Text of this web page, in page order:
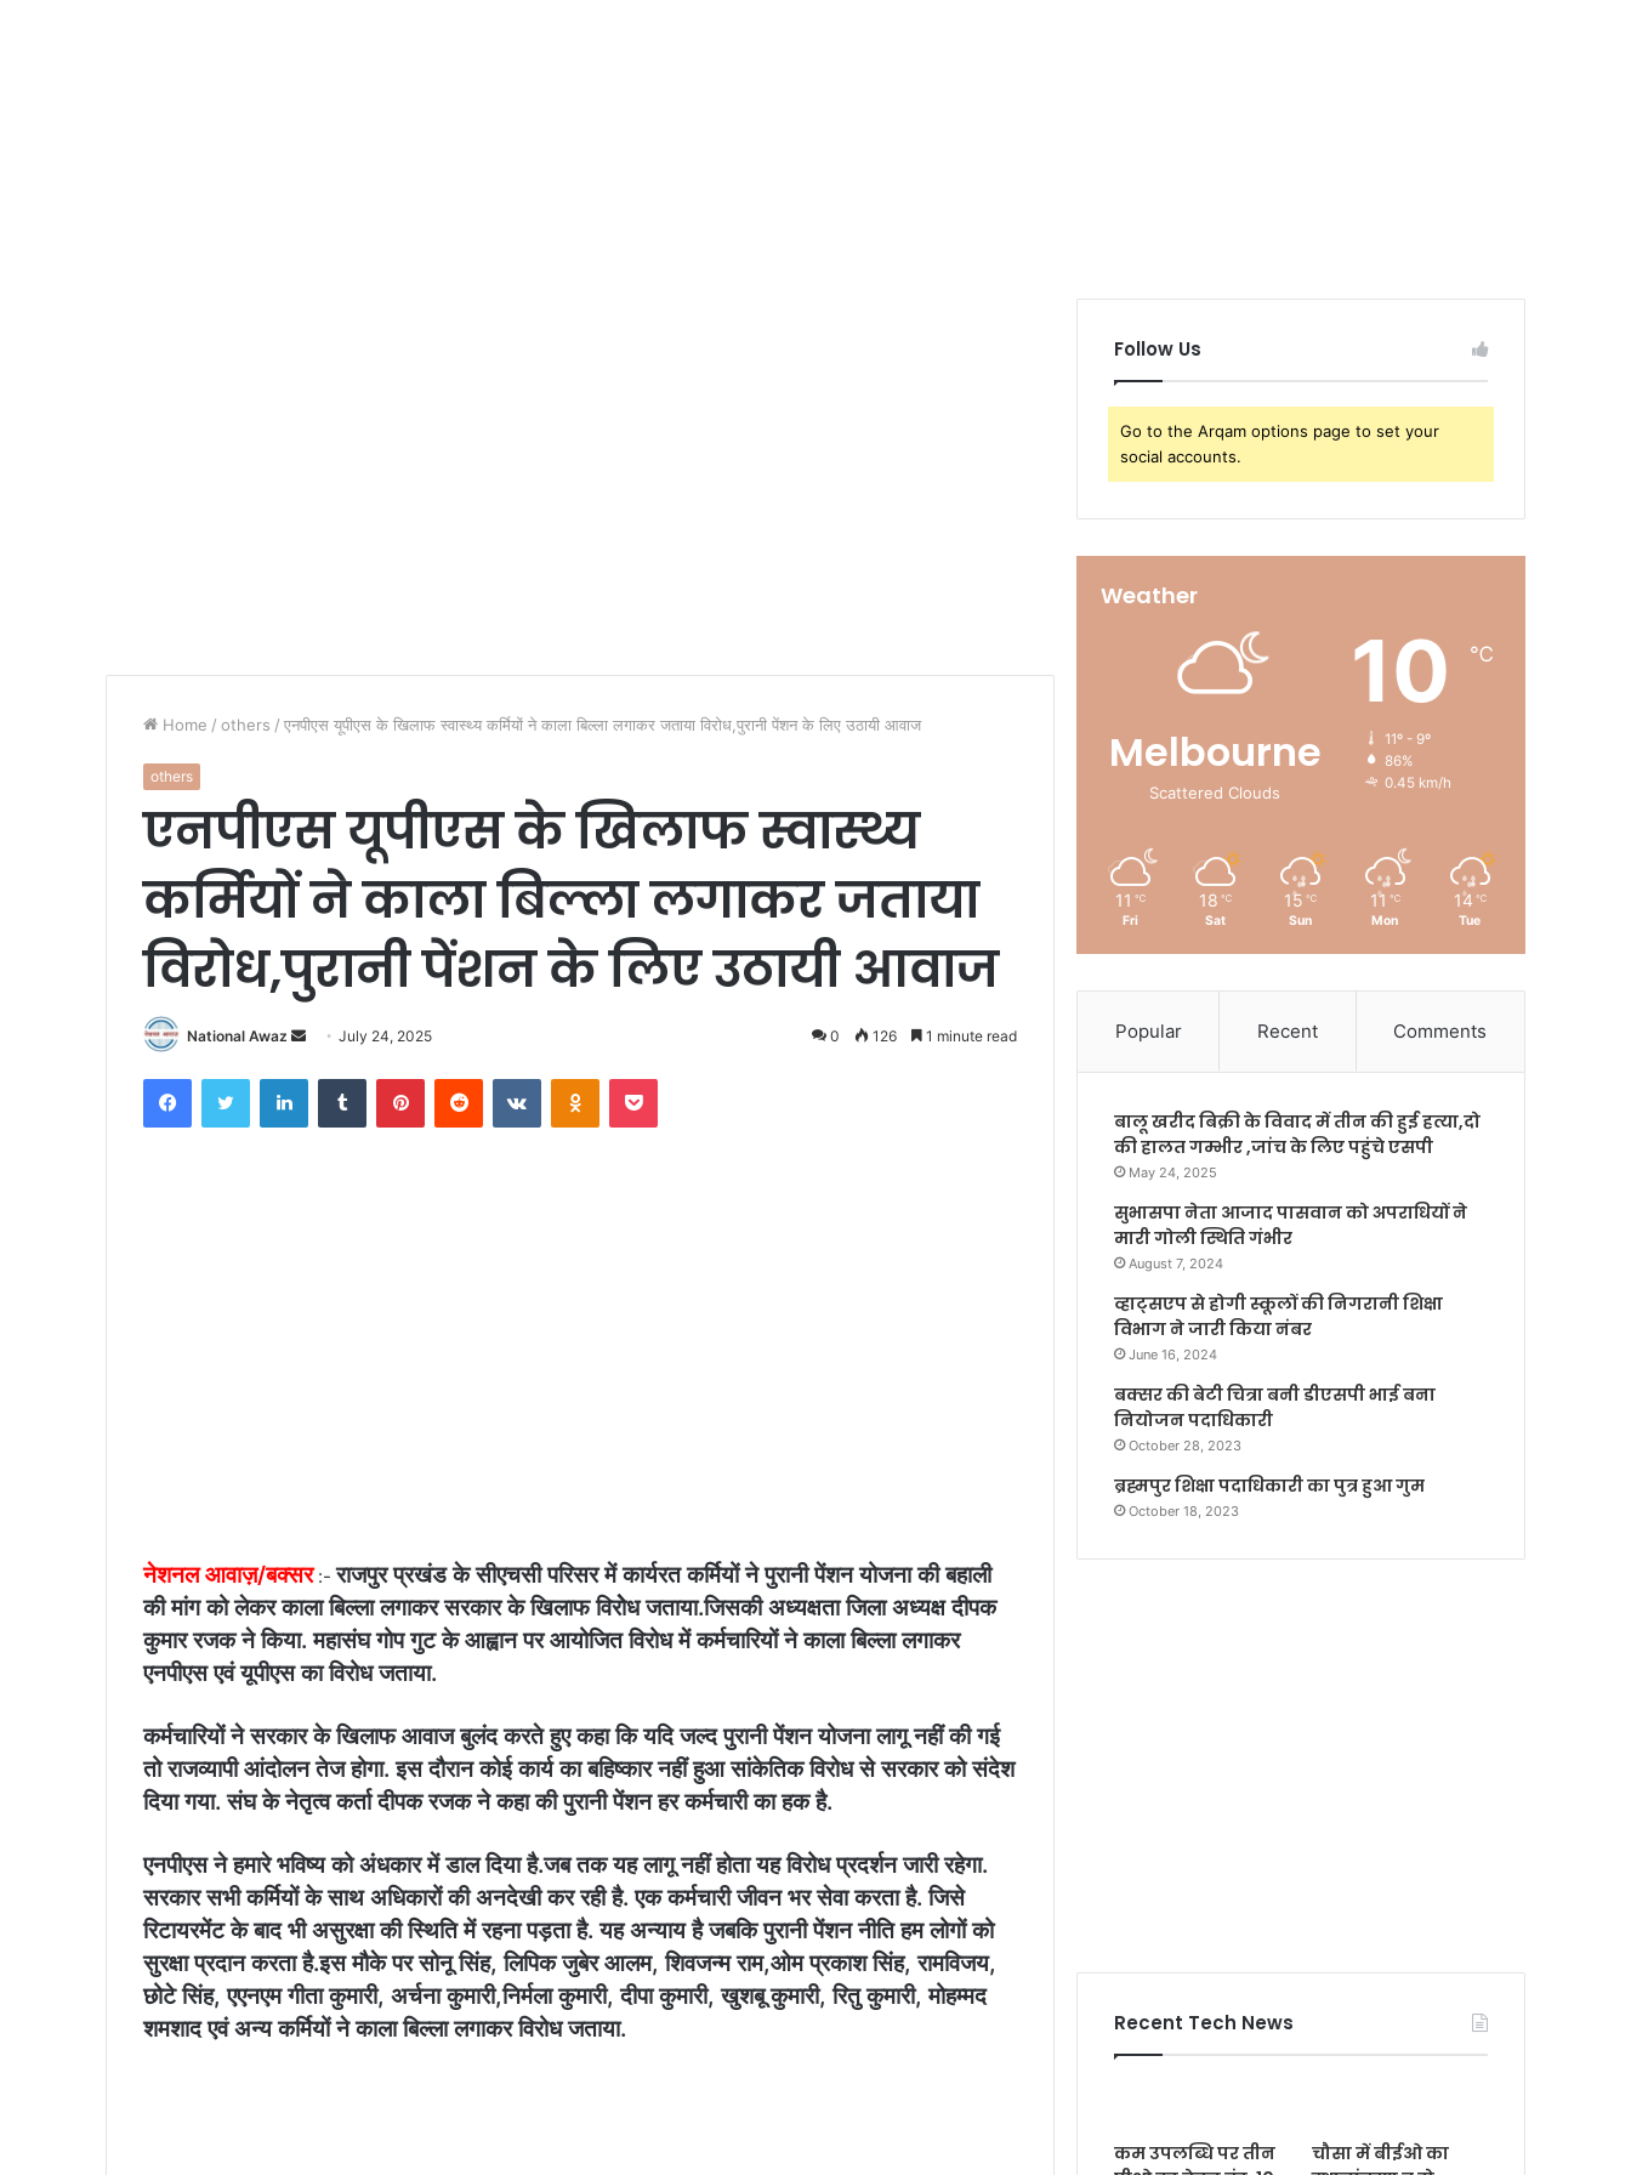
Home / others / एनपीएस यूपीएस के खिलाफ स्वास्थ्य कर्मियों ने काला बिल्ला लगाकर जताया विरोध,पुरानी पेंशन के लिए उठायी आवाज
others
एनपीएस यूपीएस के खिलाफ स्वास्थ्य
कर्मियों ने काला बिल्ला लगाकर जताया
विरोध,पुरानी पेंशन के लिए उठायी आवाज
National Awaz
d
July 24, 2025 0 126 1 minute read
नेशनल आवाज़/बक्सर:-राजपुर प्रखंड के सीएचसी परिसर में कार्यरत कर्मियों ने पुरानी पेंशन योजना की बहाली
की मांग को लेकर काला बिल्ला लगाकर सरकार के खिलाफ विरोेध जताया.जिसकी अध्यक्षता जिला अध्यक्ष दीपक
कुमार रजक ने किया. महासंघ गोप गुट के आह्वान पर आयोजित विरोध में कर्मचारियों ने काला बिल्ला लगाकर
एनपीएस एवं यूपीएस का विरोध जताया.
कर्मचारियों ने सरकार के खिलाफ आवाज बुलंद करते हुए कहा कि यदि जल्द पुरानी पेंशन योजना लागू नहीं की गई
तो राजव्यापी आंदोलन तेज होगा. इस दौरान कोई कार्य का बहिष्कार नहीं हुआ सांकेतिक विरोध से सरकार को संदेश
दिया गया. संघ के नेतृत्व कर्ता दीपक रजक ने कहा की पुरानी पेंशन हर कर्मचारी का हक है.
एनपीएस ने हमारे भविष्य को अंधकार में डाल दिया है.जब तक यह लागू नहीं होता यह विरोध प्रदर्शन जारी रहेगा.
सरकार सभी कर्मियों के साथ अधिकारों की अनदेखी कर रही है. एक कर्मचारी जीवन भर सेवा करता है. जिसे
रिटायरमेंट के बाद भी असुरक्षा की स्थिति में रहना पड़ता है. यह अन्याय है जबकि पुरानी पेंशन नीति हम लोगों को
सुरक्षा प्रदान करता है.इस मौके पर सोनू सिंह, लिपिक जुबेर आलम, शिवजन्म राम,ओम प्रकाश सिंह, रामविजय,
छोटे सिंह, एएनएम गीता कुमारी, अर्चना कुमारी,निर्मला कुमारी, दीपा कुमारी, खुशबू कुमारी, रितु कुमारी, मोहम्मद
शमशाद एवं अन्य कर्मियों ने काला बिल्ला लगाकर विरोध जताया.
Follow Us
Go to the Arqam options page to set your
social accounts.
Weather
Melbourne
Scattered Clouds
10 ℃
11º - 9º
86%
0.45 km/h
11 ℃
Fri
18 ℃
Sat
15 ℃
Sun
11 ℃
Mon
14 ℃
Tue
Popular Recent Comments
बालू खरीद बिक्री के विवाद में तीन की हुई हत्या,दो
की हालत गम्भीर ,जांच के लिए पहुंचे एसपी
May 24, 2025
सुभासपा नेता आजाद पासवान को अपराधियों ने
मारी गोली स्थिति गंभीर
August 7, 2024
व्हाट्सएप से होगी स्कूलों की निगरानी शिक्षा
विभाग ने जारी किया नंबर
June 16, 2024
बक्सर की बेटी चित्रा बनी डीएसपी भाई बना
नियोजन पदाधिकारी
October 28, 2023
ब्रह्मपुर शिक्षा पदाधिकारी का पुत्र हुआ गुम
October 18, 2023
Recent Tech News
कम उपलब्धि पर तीन
चौसा में बीईओ का